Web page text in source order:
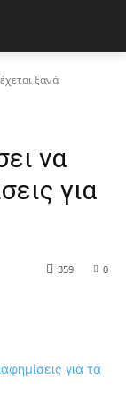
ξανά
να
για
0
359